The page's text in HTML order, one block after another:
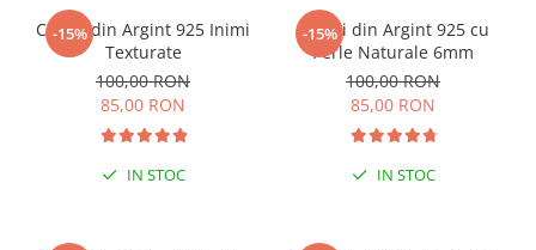
-15%
Cercei din Argint 925 Inimi
Texturate
100,00 RON
85,00 RON
IN STOC
-15%
Cercei din Argint 925 cu
Perle Naturale 6mm
100,00 RON
85,00 RON
IN STOC